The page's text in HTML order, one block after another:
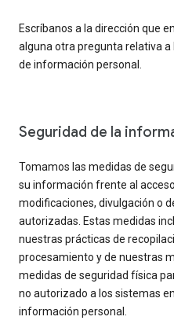
Escríbanos a la dirección que
alguna otra pregunta relativa
de información personal.
Seguridad de la
Tomamos las medidas de
su información frente al
modificaciones, divulgación o
autorizadas. Estas medidas
nuestras prácticas de
procesamiento y de nuestras
medidas de seguridad física
no autorizado a los sistemas
información personal.